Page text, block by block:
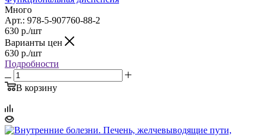
Много
Арт.: 978-5-907760-88-2
630 р./шт
Варианты цен
630 р./шт
Подробности
В корзину